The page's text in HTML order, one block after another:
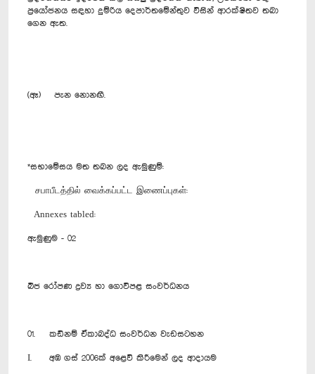
ප්‍රයෝජනය සඳහා දුම්රිය දෙපාර්තමේන්තුව විසින් ආරක්ෂිතව තබා
ගෙන ඇත.
(ඈ) පැන නොනඟී.
*සභාමේසය මත තබන ලද ඇමුණුම්:
சபாபீடத்தில் வைக்கப்பட்ட இணைப்புகள்:
Annexes tabled:
ඇමුණුම - 02
බීජ රෝපණ ද්‍රව්‍ය හා ගොවිපළ සංවර්ධනය
01. කඩිනම් ඒකාබද්ධ සංවර්ධන වැඩසටහන
I. අඹ ගස් 2006ක් අළෙවි කිරීමෙන් ලද ආදායම